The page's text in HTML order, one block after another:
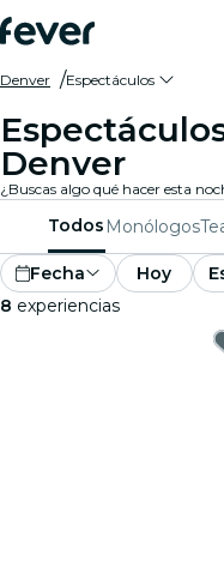
Denver Espectáculos
Denver
Todos Monólogos
Fecha Hoy
8 experiencias